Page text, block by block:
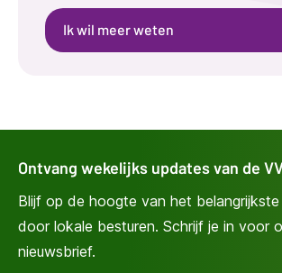
Ik wil meer weten
Ontvang wekelijks updates van de
Blijf op de hoogte van het
door lokale besturen. Schrijf je in voor
nieuwsbrief.